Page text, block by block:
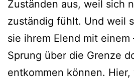
Zuständen aus, weil sich
zuständig fühlt. Und weil
sie ihrem Elend mit einem
Sprung über die Grenze
entkommen können.